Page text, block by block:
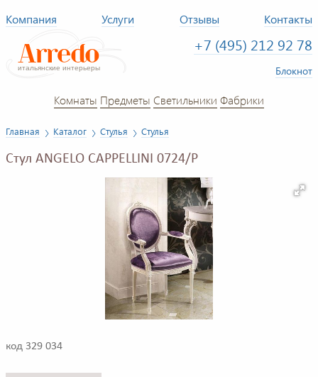
Компания Услуги Отзывы Контакты
+7 (495) 212 92 78
Блокнот
Комнаты Предметы Светильники Фабрики
Главная Каталог Стулья Стулья
Стул ANGELO CAPPELLINI 0724/P
код 329 034